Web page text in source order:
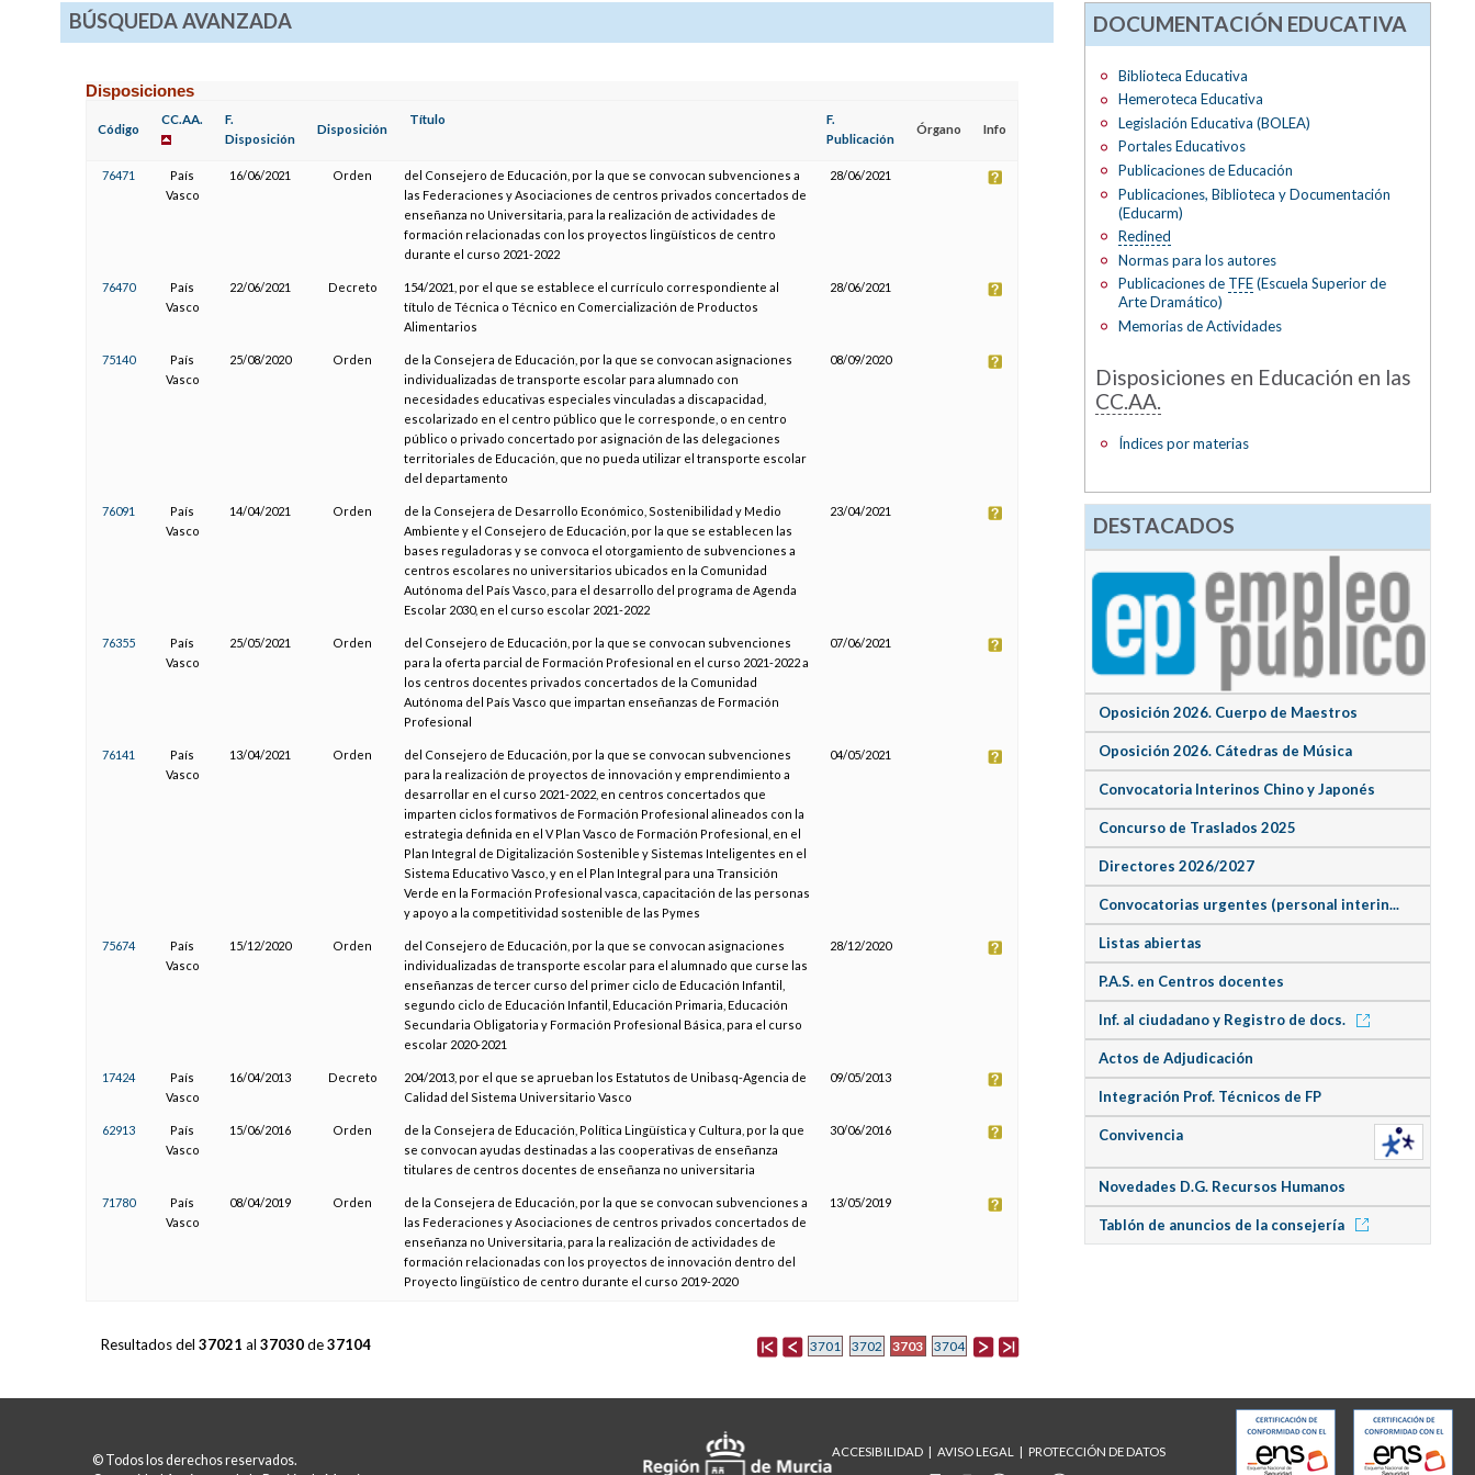
BÚSQUEDA AVANZADA
Disposiciones
Código
CC.AA.
F.
Disposición
Disposición
Título
F.
Publicación
Órgano Info
76471
País
Vasco
16/06/2021 Orden
del Consejero de Educación, por la que se convocan subvenciones a
las Federaciones y Asociaciones de centros privados concertados de
enseñanza no Universitaria, para la realización de actividades de
formación relacionadas con los proyectos lingüísticos de centro
durante el curso 2021-2022
28/06/2021
76470
País
Vasco
22/06/2021 Decreto
154/2021, por el que se establece el currículo correspondiente al
título de Técnica o Técnico en Comercialización de Productos
Alimentarios
28/06/2021
75140
País
Vasco
25/08/2020 Orden
de la Consejera de Educación, por la que se convocan asignaciones
individualizadas de transporte escolar para alumnado con
necesidades educativas especiales vinculadas a discapacidad,
escolarizado en el centro público que le corresponde, o en centro
público o privado concertado por asignación de las delegaciones
territoriales de Educación, que no pueda utilizar el transporte escolar
del departamento
08/09/2020
76091
País
Vasco
14/04/2021 Orden
de la Consejera de Desarrollo Económico, Sostenibilidad y Medio
Ambiente y el Consejero de Educación, por la que se establecen las
bases reguladoras y se convoca el otorgamiento de subvenciones a
centros escolares no universitarios ubicados en la Comunidad
Autónoma del País Vasco, para el desarrollo del programa de Agenda
Escolar 2030, en el curso escolar 2021-2022
23/04/2021
76355
País
Vasco
25/05/2021 Orden
del Consejero de Educación, por la que se convocan subvenciones
para la oferta parcial de Formación Profesional en el curso 2021-2022 a
los centros docentes privados concertados de la Comunidad
Autónoma del País Vasco que impartan enseñanzas de Formación
Profesional
07/06/2021
76141
País
Vasco
13/04/2021 Orden
del Consejero de Educación, por la que se convocan subvenciones
para la realización de proyectos de innovación y emprendimiento a
desarrollar en el curso 2021-2022, en centros concertados que
imparten ciclos formativos de Formación Profesional alineados con la
estrategia definida en el V Plan Vasco de Formación Profesional, en el
Plan Integral de Digitalización Sostenible y Sistemas Inteligentes en el
Sistema Educativo Vasco, y en el Plan Integral para una Transición
Verde en la Formación Profesional vasca, capacitación de las personas
y apoyo a la competitividad sostenible de las Pymes
04/05/2021
75674
País
Vasco
15/12/2020 Orden
del Consejero de Educación, por la que se convocan asignaciones
individualizadas de transporte escolar para el alumnado que curse las
enseñanzas de tercer curso del primer ciclo de Educación Infantil,
segundo ciclo de Educación Infantil, Educación Primaria, Educación
Secundaria Obligatoria y Formación Profesional Básica, para el curso
escolar 2020-2021
28/12/2020
17424
País
Vasco
16/04/2013 Decreto
204/2013, por el que se aprueban los Estatutos de Unibasq-Agencia de
Calidad del Sistema Universitario Vasco
09/05/2013
62913
País
Vasco
15/06/2016 Orden
de la Consejera de Educación, Política Lingüística y Cultura, por la que
se convocan ayudas destinadas a las cooperativas de enseñanza
titulares de centros docentes de enseñanza no universitaria
30/06/2016
71780
País
Vasco
08/04/2019 Orden
de la Consejera de Educación, por la que se convocan subvenciones a
las Federaciones y Asociaciones de centros privados concertados de
enseñanza no Universitaria, para la realización de actividades de
formación relacionadas con los proyectos de innovación dentro del
Proyecto lingüístico de centro durante el curso 2019-2020
13/05/2019
3701 3702 3703 3704
Resultados del 37021 al 37030de37104
DOCUMENTACIÓN EDUCATIVA
Biblioteca Educativa
Hemeroteca Educativa
Legislación Educativa (BOLEA)
Portales Educativos
Publicaciones de Educación
Publicaciones, Biblioteca y Documentación
(Educarm)
Redined
Normas para los autores
Publicaciones de TFE(Escuela Superior de
Arte Dramático)
Memorias de Actividades
Disposiciones en Educación en las
CC.AA.
Índices por materias
DESTACADOS
Oposición 2026. Cuerpo de Maestros
Oposición 2026. Cátedras de Música
Convocatoria Interinos Chino y Japonés
Concurso de Traslados 2025
Directores 2026/2027
Convocatorias urgentes (personal interin...
Listas abiertas
P.A.S. en Centros docentes
Inf. al ciudadano y Registro de docs.
Actos de Adjudicación
Integración Prof. Técnicos de FP
Convivencia
Novedades D.G. Recursos Humanos
Tablón de anuncios de la consejería
© Todos los derechos reservados.
ACCESIBILIDAD AVISO LEGAL PROTECCIÓN DE DATOS